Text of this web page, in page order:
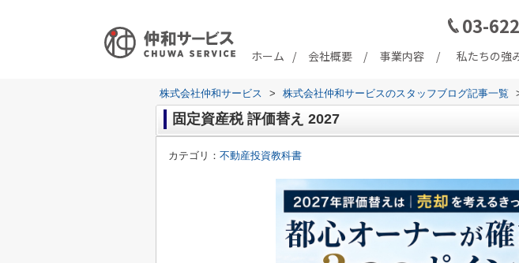
03-
ホーム
会社概要 事業内容 私たちの強
株式会社仲和サービス > 株式会社仲和サービスのスタッフブログ記事一覧
固定資産税 評価替え 2027
カテゴリ： 不動産投資教科書